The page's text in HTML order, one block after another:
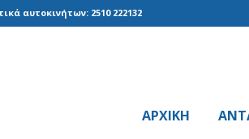
αυτοκινήτων: 2510 222132
ΑΡΧΙΚΗ